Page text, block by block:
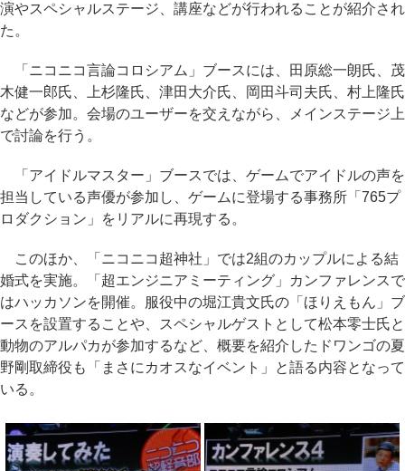
演やスペシャルステージ、講座などが行われることが紹介され
た。
「ニコニコ言論コロシアム」ブースには、田原総一朗氏、茂
木健一郎氏、上杉隆氏、津田大介氏、岡田斗司夫氏、村上隆氏
などが参加。会場のユーザーを交えながら、メインステージ上
で討論を行う。
「アイドルマスター」ブースでは、ゲームでアイドルの声を
担当している声優が参加し、ゲームに登場する事務所「765プ
ロダクション」をリアルに再現する。
このほか、「ニコニコ超神社」では2組のカップルによる結
婚式を実施。「超エンジニアミーティング」カンファレンスで
はハッカソンを開催。服役中の堀江貴文氏の「ほりえもん」ブ
ースを設置することや、スペシャルゲストとして松本零士氏と
動物のアルパカが参加するなど、概要を紹介したドワンゴの夏
野剛取締役も「まさにカオスなイベント」と語る内容となって
いる。